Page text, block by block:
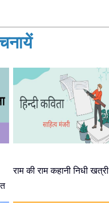
राम की राम कहानी निधी खत्री